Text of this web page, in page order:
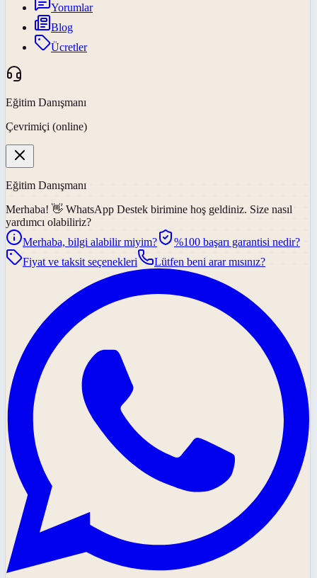
Yorumlar
Blog
Ücretler
Eğitim Danışmanı
Çevrimiçi (online)
Eğitim Danışmanı
Merhaba! 👋 WhatsApp Destek birimine hoş geldiniz. Size nasıl
yardımcı olabiliriz?
Merhaba, bilgi alabilir miyim?
%100 başarı garantisi nedir?
Fiyat ve taksit seçenekleri
Lütfen beni arar mısınız?